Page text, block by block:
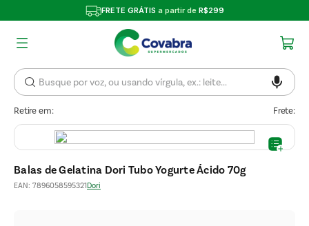
FRETE GRÁTIS a partir de R$299
Retire em: Frete:
Balas de Gelatina Dori Tubo Yogurte Ácido 70g
EAN: 7896058595321Dori